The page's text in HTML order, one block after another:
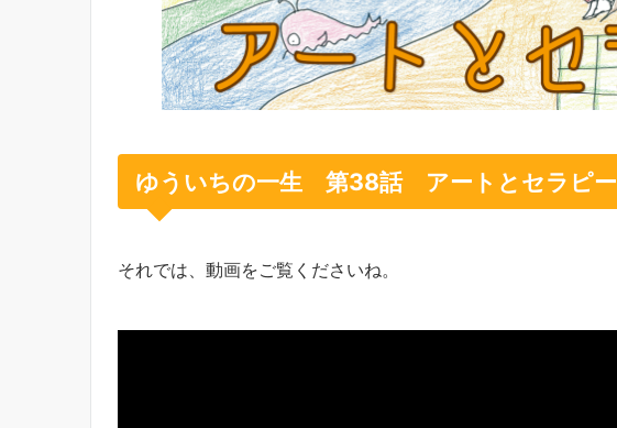
ゆういちの一生 第38話 アートとセラピー
それでは、動画をご覧くださいね。